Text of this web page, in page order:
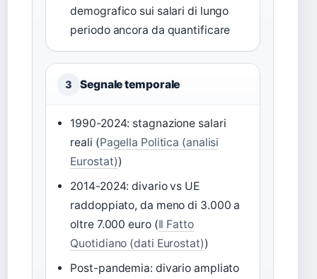
demografico sui salari di lungo
periodo ancora da quantificare
3 Segnale temporale
1990-2024: stagnazione salari
reali (Pagella Politica (analisi
Eurostat))
2014-2024: divario vs UE
raddoppiato, da meno di 3.000 a
oltre 7.000 euro (Il Fatto
Quotidiano (dati Eurostat))
Post-pandemia: divario ampliato